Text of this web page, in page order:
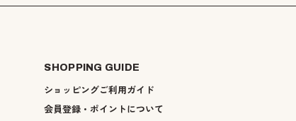
SHOPPING GUIDE
ショッピングご利用ガイド
会員登録・ポイントについて